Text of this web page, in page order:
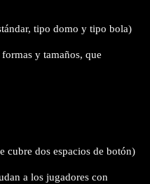
tipo domo y tipo bola)
y tamaños, que
cubre dos espacios de botón)
a los jugadores con